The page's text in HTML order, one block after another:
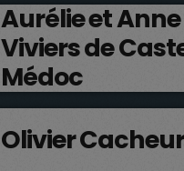
Aurélie et
Viviers de
Médoc
Olivier Cacheur